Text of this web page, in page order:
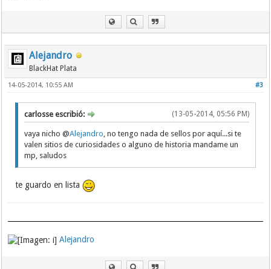
Alejandro
BlackHat Plata
#3
14-05-2014, 10:55 AM
(13-05-2014, 05:56 PM)
carlosse escribió:
vaya nicho @Alejandro , no tengo nada de sellos por aquí...si te
valen sitios de curiosidades o alguno de historia mandame un
mp, saludos
te guardo en lista
Alejandro